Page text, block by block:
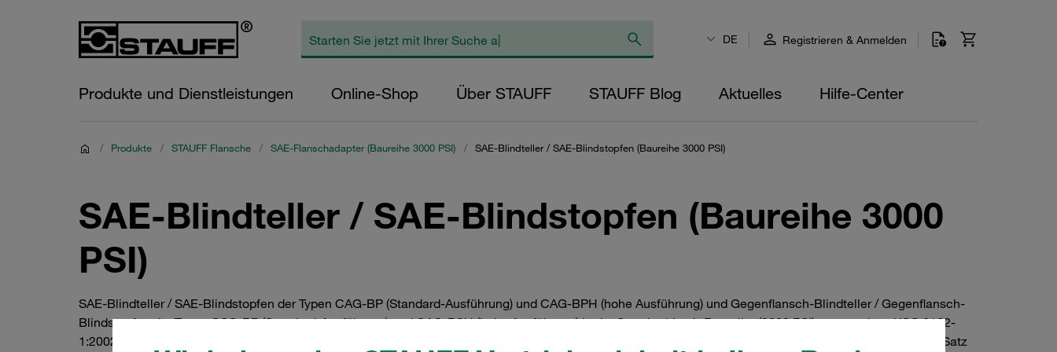
DE Registrieren & Anmelden
Produkte und Dienstleistungen Online-Shop Über STAUFF STAUFF Blog Aktuelles Hilfe-Center
/ Produkte / STAUFF Flansche / SAE-Flanschadapter (Baureihe 3000 PSI) / SAE-Blindteller / SAE-Blindstopfen (Baureihe 3000 PSI)
SAE-Blindteller / SAE-Blindstopfen (Baureihe 3000
PSI)
SAE-Blindteller / SAE-Blindstopfen der Typen CAG-BP (Standard-Ausführung) und CAG-BPH (hohe Ausführung) und Gegenflansch-Blindteller / Gegenflansch-
Blindstopfen der Typen CSG-BP (Standard-Ausführung) und CAG-BSH (hohe Ausführung) in der Standarddruck-Baureihe (3000 PSI) entsprechend ISO 6162-
1:2002. Verfügbar in allen gängigen Nenngrößen zwischen DN 13 (1/2”) und DN 102 (4”). Erhältlich in Stahl oder Edelstahl V4A. Einzeln oder als Komplett-Satz